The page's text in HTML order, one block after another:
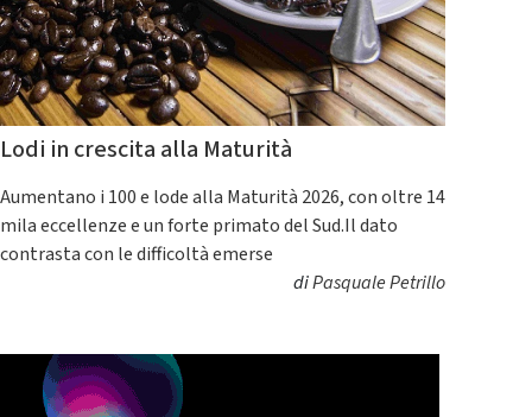
Lodi in crescita alla Maturità
Aumentano i 100 e lode alla Maturità 2026, con oltre 14
mila eccellenze e un forte primato del Sud.Il dato
contrasta con le difficoltà emerse
diPasquale Petrillo